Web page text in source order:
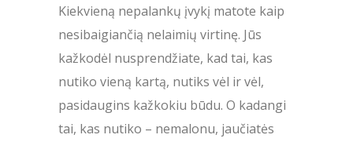
Kiekvieną nepalankų įvykį matote kaip
nesibaigiančią nelaimių virtinę. Jūs
kažkodėl nusprendžiate, kad tai, kas
nutiko vieną kartą, nutiks vėl ir vėl,
pasidaugins kažkokiu būdu. O kadangi
tai, kas nutiko – nemalonu, jaučiatės